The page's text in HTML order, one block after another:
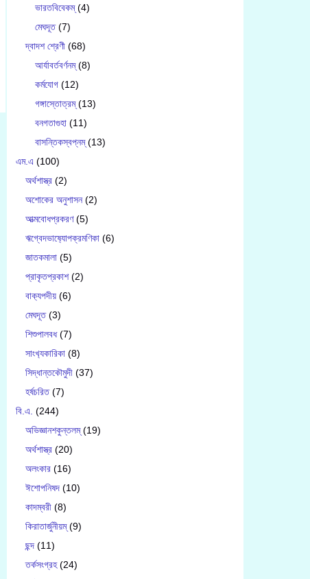
ভারতবিবেকম্(4)
মেঘদূত(7)
দ্বাদশ শ্রেণী (68)
আর্যাবর্তবর্ণনম্(8)
কর্মযোগ (12)
গঙ্গাস্তোত্রম্(13)
বনগতাগুহা (11)
বাসন্তিকস্বপ্নম্(13)
এম.এ (100)
অর্থশাস্ত্র (2)
অশোকের অনুশাসন(2)
আত্মবোধপ্রকরণ(5)
ঋগ্বেদভাষ‍্যোপক্রমণিকা (6)
জাতকমালা (5)
প্রাকৃতপ্রকাশ(2)
বাক‍্যপদীয় (6)
মেঘদূত(3)
শিশুপালবধ(7)
সাংখ‍্যকারিকা (8)
সিদ্ধান্তকৌমুদী (37)
হর্ষচরিত(7)
বি.এ. (244)
অভিজ্ঞানশকুন্তলম্(19)
অর্থশাস্ত্র (20)
অলংকার (16)
ঈশোপনিষদ (10)
কাদম্বরী (8)
কিরাতার্জুনীয়ম্(9)
ছন্দ (11)
তর্কসংগ্রহ(24)